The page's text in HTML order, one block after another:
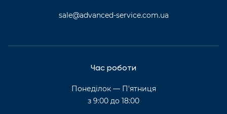
sale@advanced-service.com.ua
Час роботи
Понеділок — П'ятниця
з 9:00 до 18:00